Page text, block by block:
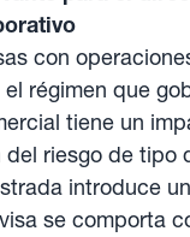
con
régimen que
tiene un
del riesgo de tipo
introduce
se comporta